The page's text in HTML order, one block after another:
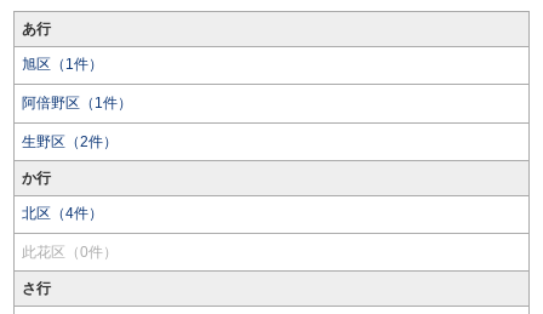
あ行
旭区（1件）
阿倍野区（1件）
生野区（2件）
か行
北区（4件）
此花区（0件）
さ行